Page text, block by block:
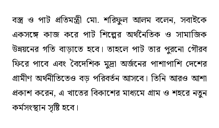
বস্ত্র ও পাট প্রতিমন্ত্রী মো. শরিফুল আলম বলেন, সবাইকে
একসঙ্গে কাজ করে পাট শিল্পের অর্থনৈতিক ও সামাজিক
উন্নয়নের গতি বাড়াতে হবে। তাহলে পাট তার পুরনো গৌরব
ফিরে পাবে এবং বৈদেশিক মুদ্রা অর্জনের পাশাপাশি দেশের
গ্রামীণ অর্থনীতিতেও বড় পরিবর্তন আসবে। তিনি আরও আশা
প্রকাশ করেন, এ খাতের বিকাশের মাধ্যমে গ্রাম ও শহরে নতুন
কর্মসংস্থান সৃষ্টি হবে।